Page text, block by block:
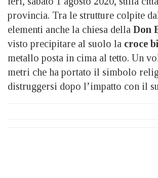
provincia. Tra le strutture colpite
elementi anche la chiesa della Don
visto precipitare al suolo la croce
metallo posta in cima al tetto. Un
metri che ha portato il simbolo
distruggersi dopo l’impatto con il